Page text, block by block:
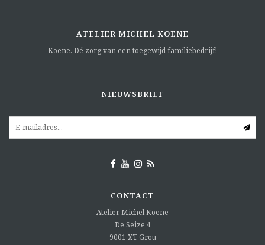
ATELIER MICHEL KOENE
Koene. Dé zorg van een toegewijd familiebedrijf!
NIEUWSBRIEF
CONTACT
Atelier Michel Koene
De Seize 4
9001 XT Grou